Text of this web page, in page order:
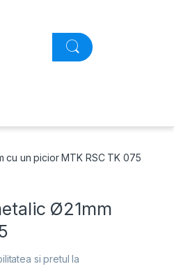
cu un picior MTK RSC TK 075
Ø21mm
si pretul la